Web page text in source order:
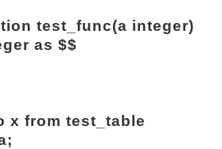
test_func(a integer)
as $$
x from test_table